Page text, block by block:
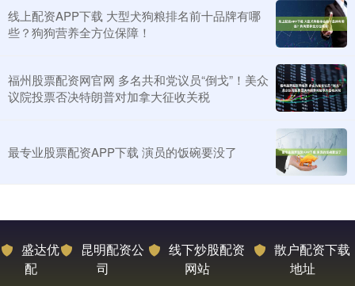
线上配资APP下载 大型犬狗粮排名前十品牌有哪
些？狗狗营养全方位保障！
福州股票配资网官网 多名共和党议员“倒戈”！美众
议院投票否决特朗普对加拿大征收关税
最专业股票配资APP下载 演员的饭碗要没了
盛达优
配
昆明配资公
司
线下炒股配资
网站
散户配资下载
地址